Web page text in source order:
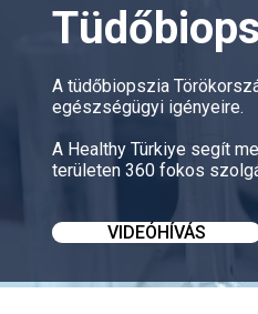
A tüdőbiopszia
egészségügyi igényeire.
A Healthy Türkiye segít
területen 360 fokos
VIDEÓHÍVÁS